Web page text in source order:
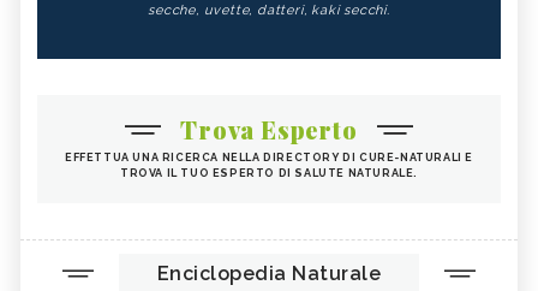
secche, uvette, datteri, kaki secchi.
Trova Esperto
EFFETTUA UNA RICERCA NELLA DIRECTORY DI CURE-NATURALI E
TROVA IL TUO ESPERTO DI SALUTE NATURALE.
Enciclopedia Naturale